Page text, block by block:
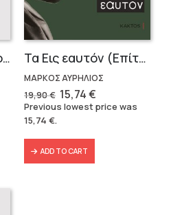
Thucidides Collection – Hardbound Edition (4 volumes) Τα Εις εαυτόν (Επίτομο) – Μάρκος Αυρήλιος
ΜΑΡΚΟΣ ΑΥΡΗΛΙΟΣ
19,90€ Original
price
was:
15,74€Current
price
is:
Previous lowest price was
15,74 €.
ADD TO CART